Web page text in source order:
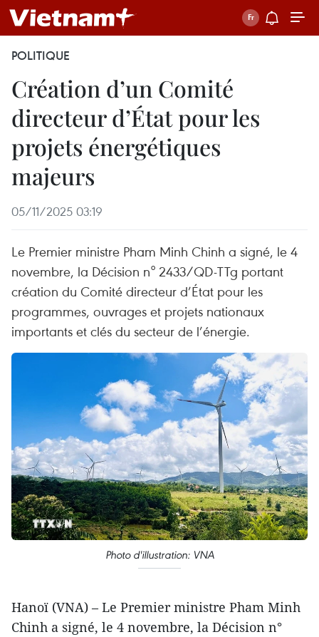
POLITIQUE
Création d’un Comité
directeur d’État pour les
projets énergétiques
majeurs
05/11/2025 03:19
Le Premier ministre Pham Minh Chinh a signé, le 4
novembre, la Décision n° 2433/QD-TTg portant
création du Comité directeur d’État pour les
programmes, ouvrages et projets nationaux
importants et clés du secteur de l’énergie.
Photo d'illustration: VNA
Hanoï (VNA) – Le Premier ministre Pham Minh
Chinh a signé, le 4 novembre, la Décision n°